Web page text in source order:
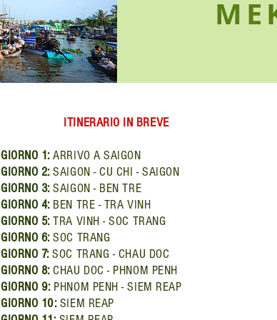
ITINERARIO IN BREVE
GIORNO 1:ARRIVO A SAIGON
GIORNO 2:SAIGON - CU CHI - SAIGON
GIORNO 3:SAIGON - BEN TRE
GIORNO 4: BEN TRE - TRA VINH
GIORNO 5:TRA VINH - SOC TRANG
GIORNO 6:SOC TRANG
GIORNO 7:SOC TRANG - CHAU DOC
GIORNO 8:CHAU DOC - PHNOM PENH
GIORNO 9:PHNOM PENH - SIEM REAP
GIORNO 10:SIEM REAP